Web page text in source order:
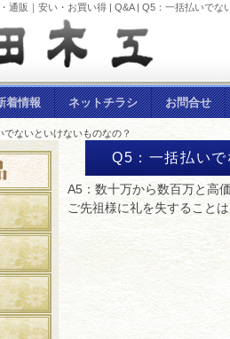
通販｜安い・お買い得 | Q&A | Q5：一括払いでな
着情報 ネットチラシ お問合せ
ないといけないものなの？
Q5：一括払い
A5：数十万から数百万と高
ご先祖様に礼を失すること